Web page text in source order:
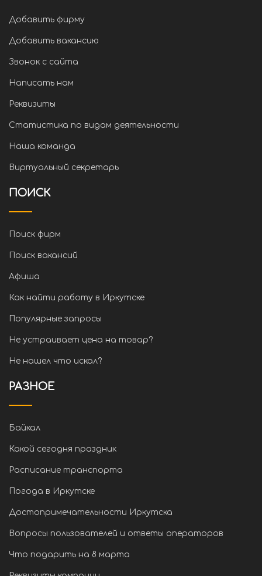
Добавить фирму
Добавить вакансию
Звонок с сайта
Написать нам
Реквизиты
Статистика по видам деятельности
Наша команда
Виртуальный секретарь
ПОИСК
Поиск фирм
Поиск вакансий
Афиша
Как найти работу в Иркутске
Популярные запросы
Не устраивает цена на товар?
Не нашел что искал?
РАЗНОЕ
Байкал
Какой сегодня праздник
Расписание транспорта
Погода в Иркутске
Достопримечательности Иркутска
Вопросы пользователей и ответы операторов
Что подарить на 8 марта